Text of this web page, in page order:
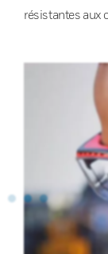
résistantes aux